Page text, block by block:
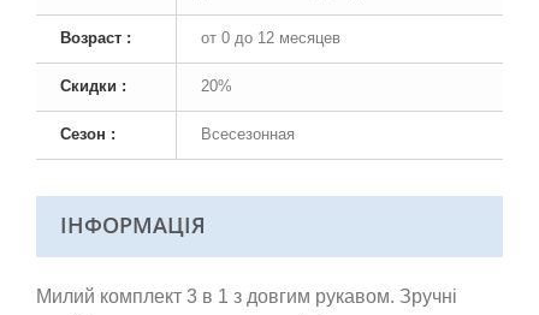
Возраст : от 0 до 12 месяцев
Скидки : 20%
Сезон : Всесезонная
ІНФОРМАЦІЯ
Милий комплект 3 в 1 з довгим рукавом. Зручні